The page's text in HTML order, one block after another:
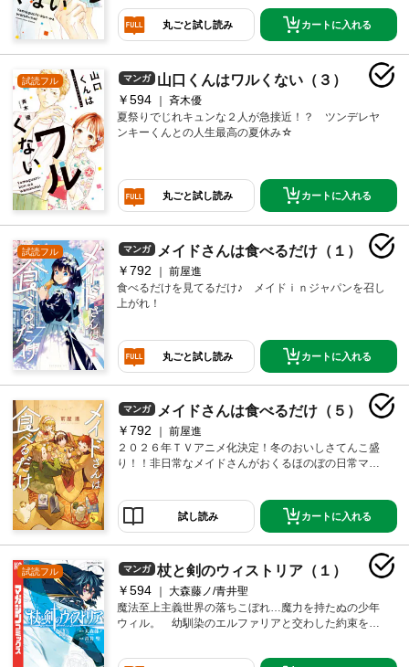
丸ごと試し読み カートに入れる
試読フル マンガ 山口くんはワルくない（３）
￥594
斉木優
夏祭りでじれキュンな２人が急接近！？ ツンデレヤ
ンキーくんとの人生最高の夏休み☆
丸ごと試し読み カートに入れる
試読フル マンガ メイドさんは食べるだけ（１）
￥792
前屋進
食べるだけを見てるだけ♪ メイドｉｎジャパンを召し
上がれ！
丸ごと試し読み カートに入れる
マンガ メイドさんは食べるだけ（５）
￥792
前屋進
２０２６年ＴＶアニメ化決定！冬のおいしさてんこ盛
り！！非日常なメイドさんがおくるほのぼの日常マン
試し読み カートに入れる
試読フル マンガ 杖と剣のウィストリア（１）
￥594
大森藤ノ/青井聖
魔法至上主義世界の落ちこぼれ…魔力を持たぬの少年
ウィル。 幼馴染のエルファリアと交わした約束を果